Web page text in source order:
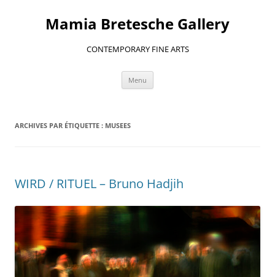
contenuMamia Bretesche Gallery
CONTEMPORARY FINE ARTS
Menu
ARCHIVES PAR ÉTIQUETTE : MUSEES
WIRD / RITUEL – Bruno Hadjih